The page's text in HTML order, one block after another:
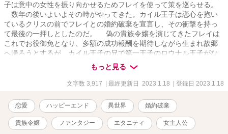
子は意中の女性を振り向かせるためフレイを使って策を巡らせる。
数年の後いよいよその時がやってきた。カイル王子は恋心を抱い
ているクリスの前でフレイとの婚約破棄を宣言し、その衝撃を持っ
て最後の一押しとしたのだ。 偽の貴族令嬢を演じてきたフレイは
これでお役御免となり、多額の成功報酬を期待しながら生まれ故郷
へ帰ろうとするが、カイル王子の兄で第一王子のロウナル王子がな
ぜか行く手を阻む。 早くこの場を立ち去りたいフレイと、しつこ
いほどに求愛してくるロウナル王子との押し問答はどういう結末を
たどるのだろうか。
もっと見る
文字数 3,917 | 最終更新日 2023.1.18 | 登録日 2023.1.18
恋愛 ハッピーエンド 異世界 婚約破棄
貴族令嬢 ファンタジー エタニティ 女主人公